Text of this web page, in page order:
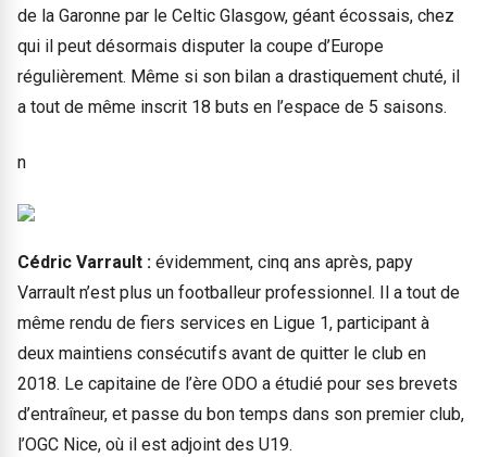
de la Garonne par le Celtic Glasgow, géant écossais, chez
qui il peut désormais disputer la coupe d’Europe
régulièrement. Même si son bilan a drastiquement chuté, il
a tout de même inscrit 18 buts en l’espace de 5 saisons.
n
Cédric Varrault : évidemment, cinq ans après, papy
Varrault n’est plus un footballeur professionnel. Il a tout de
même rendu de fiers services en Ligue 1, participant à
deux maintiens consécutifs avant de quitter le club en
2018. Le capitaine de l’ère ODO a étudié pour ses brevets
d’entraîneur, et passe du bon temps dans son premier club,
l’OGC Nice, où il est adjoint des U19.